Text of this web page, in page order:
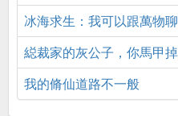
冰海求生：我可以跟萬物
縂裁家的灰公子，你馬甲
我的脩仙道路不一般